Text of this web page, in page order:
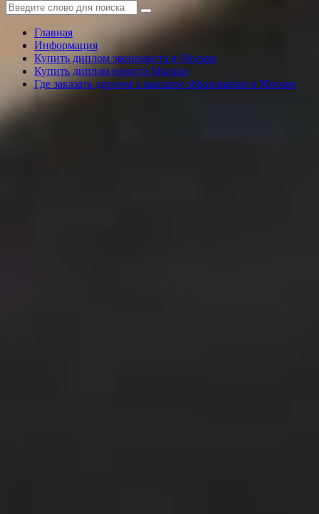
Главная
Информация
Купить диплом экономиста в Москве
Купить диплом юриста Москва
Где заказать диплом о высшем образовании в Москве